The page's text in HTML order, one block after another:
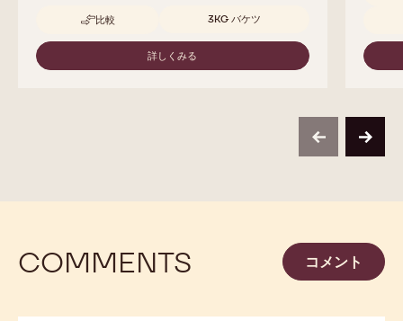
比較
-
DEODORIZED
BUTTER
取扱サイズ3KG バケツ
詳しくみる
-
previousnext
COMMENTS コメント